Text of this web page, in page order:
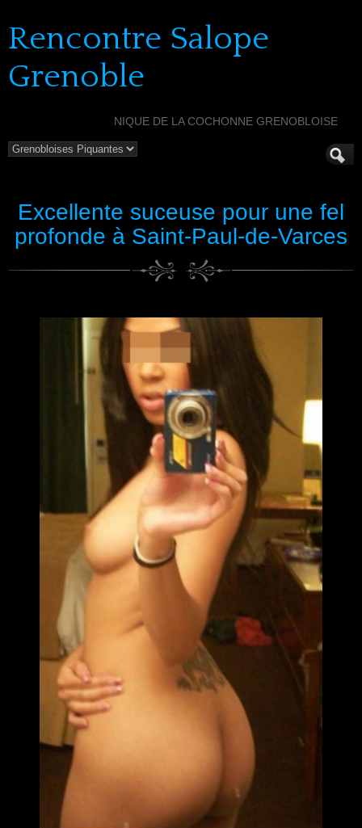
Rencontre Salope
Grenoble
NIQUE DE LA COCHONNE GRENOBLOISE
Excellente suceuse pour une fel
profonde à Saint-Paul-de-Varces